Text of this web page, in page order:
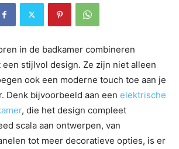
in de badkamer combineren
stijlvol design. Ze zijn niet alleen
ook een moderne touch toe aan je
Denk bijvoorbeeld aan een elektrische
, die het design compleet
scala aan ontwerpen, van
tot meer decoratieve opties, is er